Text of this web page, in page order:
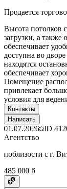
Продается
Высота потолков
загрузки, а также
обеспечивает
доступна во
находятся
обеспечивает
Помещение
привлекает
условия для
Контакты
Написать
01.07.2026 ID
Агентство
поблизости с г.
485 000 ƃ